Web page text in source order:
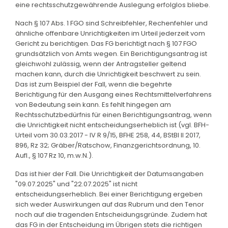
eine rechtsschutzgewährende Auslegung erfolglos bliebe.
Nach § 107 Abs. 1 FGO sind Schreibfehler, Rechenfehler und
ähnliche offenbare Unrichtigkeiten im Urteil jederzeit vom
Gericht zu berichtigen. Das FG berichtigt nach § 107 FGO
grundsätzlich von Amts wegen. Ein Berichtigungsantrag ist
gleichwohl zulässig, wenn der Antragsteller geltend
machen kann, durch die Unrichtigkeit beschwert zu sein.
Das ist zum Beispiel der Fall, wenn die begehrte
Berichtigung für den Ausgang eines Rechtsmittelverfahrens
von Bedeutung sein kann. Es fehlt hingegen am
Rechtsschutzbedürfnis für einen Berichtigungsantrag, wenn
die Unrichtigkeit nicht entscheidungserheblich ist (vgl. BFH-
Urteil vom 30.03.2017 - IV R 9/15, BFHE 258, 44, BStBl II 2017,
896, Rz 32; Gräber/Ratschow, Finanzgerichtsordnung, 10.
Aufl., § 107 Rz 10, m.w.N.).
Das ist hier der Fall. Die Unrichtigkeit der Datumsangaben
"09.07.2025" und "22.07.2025" ist nicht
entscheidungserheblich. Bei einer Berichtigung ergeben
sich weder Auswirkungen auf das Rubrum und den Tenor
noch auf die tragenden Entscheidungsgründe. Zudem hat
das FG in der Entscheidung im Übrigen stets die richtigen